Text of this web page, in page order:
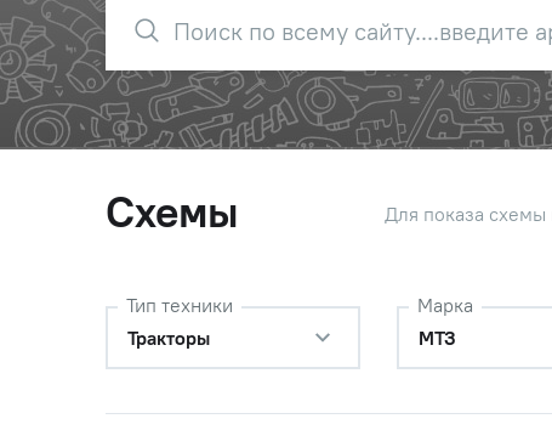
Схемы Для показа
Тип техники
Тракторы
Марка
МТЗ